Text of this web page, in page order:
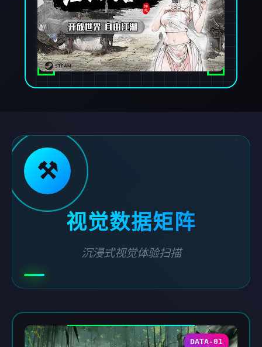
⚒️
视觉数据矩阵
沉浸式视觉体验扫描
DATA-01